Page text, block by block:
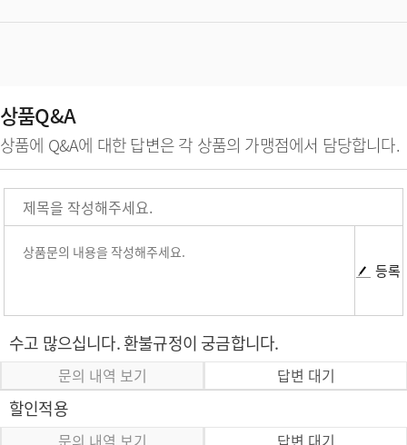
상품Q&A
상품에 Q&A에 대한 답변은 각 상품의 가맹점에서 담당합니다.
등록
수고 많으십니다. 환불규정이 궁금합니다.
문의 내역 보기 답변 대기
할인적용
문의 내역 보기 답변 대기